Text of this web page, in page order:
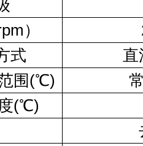
）
式
直
围(℃)
(℃)